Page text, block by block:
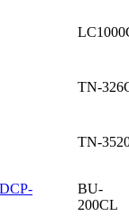
TN-
TN-
BU-
200CL